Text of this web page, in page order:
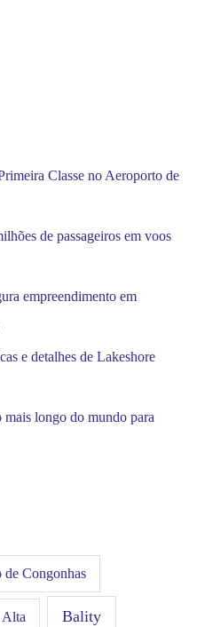
Classe no Aeroporto de
de passageiros em voos
empreendimento em
e detalhes de Lakeshore
longo do mundo para
de Congonhas
Alta Bality